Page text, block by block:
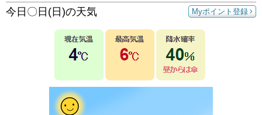
Myポイント登録
今日〇日(日)の天気